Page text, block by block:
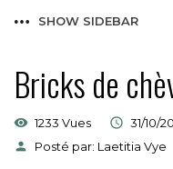
SHOW SIDEBAR
Bricks de
visibility 1233 Vues  31/10/
person
Posté par: Laetitia Vye